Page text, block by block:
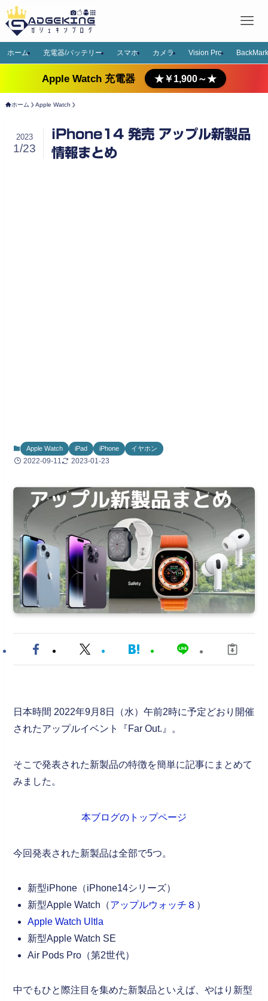
ホーム 充電器/バッテリー スマホ カメラ Vision Pro
Apple Watch 充電器 ★￥1,900～★
ホーム Apple Watch
iPhone14 発売 アップル新製品
情報まとめ
2023
1/23
Apple Watch iPad iPhone イヤホン
2022-09-11 2023-01-23
日本時間 2022年9月8日（水）午前2時に予定どおり開催
されたアップルイベント『Far Out.』。
そこで発表された新製品の特徴を簡単に記事にまとめて
みました。
本ブログのトップページ
今回発表された新製品は全部で5つ。
新型iPhone（iPhone14シリーズ）
新型Apple Watch（アップルウォッチ８ ）
Apple Watch Ultla
新型Apple Watch SE
Air Pods Pro（第2世代）
中でもひと際注目を集めた新製品といえば、やはり新型